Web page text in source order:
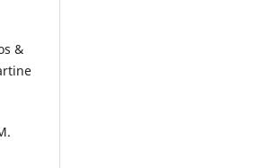
&